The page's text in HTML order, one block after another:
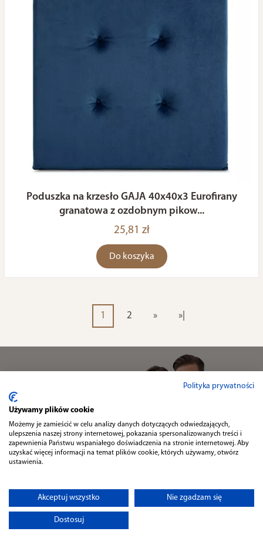
Poduszka na krzesło GAJA 40x40x3 Eurofirany
granatowa z ozdobnym pikow...
25,81 zł
Do koszyka
1 2 » »|
Zapisz się do naszego NEWSLETTERA
Wyrażam zgodę na przetwarzanie moich danych osobowych zgodnie z
Informacje
Polityka prywatności
Używamy plików cookie
Możemy je zamieścić w celu analizy danych dotyczących odwiedzających,
ulepszenia naszej strony internetowej, pokazania spersonalizowanych treści i
zapewnienia Państwu wspaniałego doświadczenia na stronie internetowej. Aby
uzyskać więcej informacji na temat plików cookie, których używamy, otwórz
ustawienia.
Akceptuj wszystko Nie zgadzam się
Dostosuj